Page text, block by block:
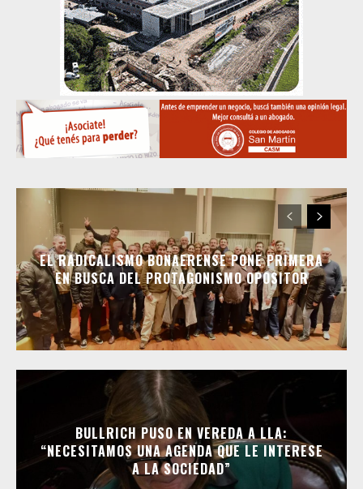
EL RADICALISMO BONAERENSE PONE PRIMERA
EN BUSCA DEL PROTAGONISMO OPOSITOR
BULLRICH PUSO EN VEREDA A LLA:
“NECESITAMOS UNA AGENDA QUE LE INTERESE
A LA SOCIEDAD”